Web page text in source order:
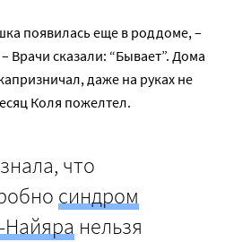
появилась еще в роддоме, –
Врачи сказали: “Бывает”. Дома
даже на руках не
Коля пожелтел.
что
синдром
Найяра нельзя